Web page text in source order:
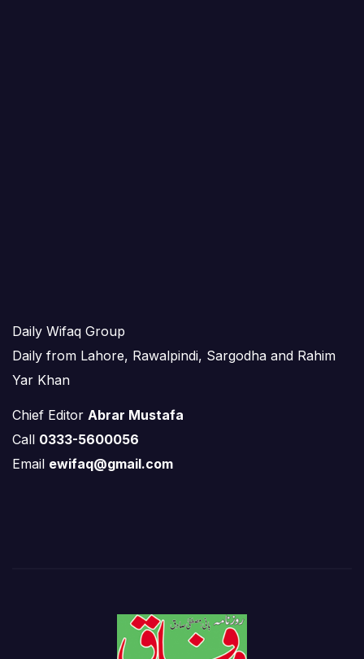
Daily Wifaq Group
Daily from Lahore, Rawalpindi, Sargodha and Rahim
Yar Khan
Chief Editor Abrar Mustafa
Call 0333-5600056
Email ewifaq@gmail.com